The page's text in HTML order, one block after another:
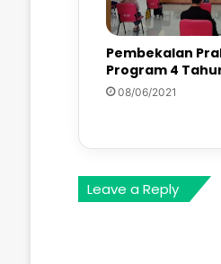
Pembekalan
Program 4
08/06/2021
Leave a Reply